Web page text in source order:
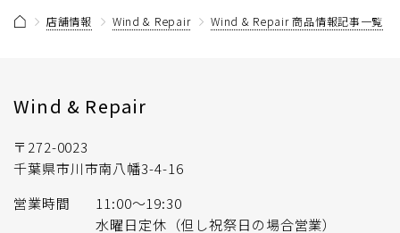
店舗情報 Wind & Repair Wind & Repair 商品情報記事一覧
Wind & Repair
〒272-0023
千葉県市川市南八幡3-4-16
営業時間
11:00〜19:30
水曜日定休（但し祝祭日の場合営業）